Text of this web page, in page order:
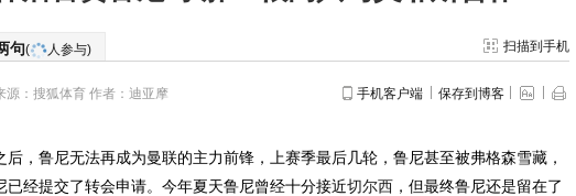
句( 人参与) 扫描到手机
源： 搜狐体育 作者：迪亚摩 手机客户端 保存到博客
后，鲁尼无法再成为曼联的主力前锋，上赛季最后几轮，鲁尼甚至被弗格森雪藏，
已经提交了转会申请。今年夏天鲁尼曾经十分接近切尔西 ，但最终鲁尼还是留在了